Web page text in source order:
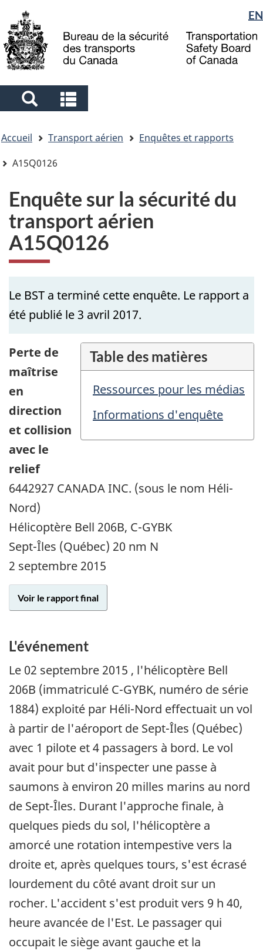
to
main
to
"About
government"
à
la
Sélection
de
la
langue
EN
Search
and
menus
and
menus
êtes
ici
Accueil Transport aérien
Enquêtes et rapports
A15Q0126
Enquête sur la sécurité du
transport aérien
A15Q0126
Le BST a terminé cette enquête. Le rapport a
été publié le 3 avril 2017.
Table des matières
Ressources pour les médias
Informations d'enquête
Perte de
maîtrise
en
direction
et collision
avec le
relief
6442927 CANADA INC. (sous le nom Héli-
Nord)
Hélicoptère Bell 206B, C-GYBK
Sept-Îles (Québec) 20 nm N
2 septembre 2015
Voir le rapport final
L'événement
Le 02 septembre 2015 , l'hélicoptère Bell
206B (immatriculé C-GYBK, numéro de série
1884) exploité par Héli-Nord effectuait un vol
à partir de l'aéroport de Sept-Îles (Québec)
avec 1 pilote et 4 passagers à bord. Le vol
avait pour but d'inspecter une passe à
saumons à environ 20 milles marins au nord
de Sept-Îles. Durant l'approche finale, à
quelques pieds du sol, l'hélicoptère a
amorcé une rotation intempestive vers la
droite et, après quelques tours, s'est écrasé
lourdement du côté avant droit sur un
rocher. L'accident s'est produit vers 9 h 40,
heure avancée de l'Est. Le passager qui
occupait le siège avant gauche et la